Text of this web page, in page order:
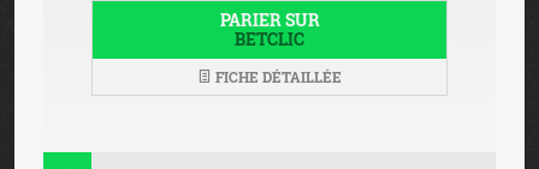
PARIER SUR
BETCLIC
FICHE DÉTAILLÉE